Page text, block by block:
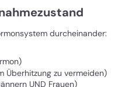
durcheinander:
Überhitzung zu vermeiden)
UND Frauen)